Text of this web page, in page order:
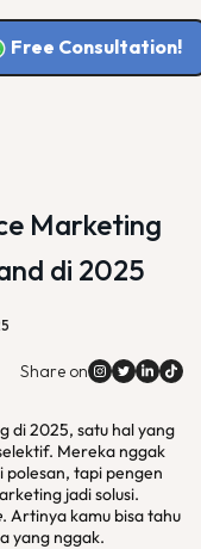
Free Consultation!
Marketing
di 2025
Share on
di 2025, satu hal yang
Mereka nggak
polesan, tapi pengen
jadi solusi.
. Artinya kamu bisa tahu
yang nggak.